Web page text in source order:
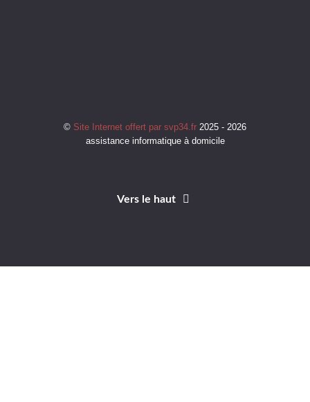
© Site Internet offert par svp34.fr 2025 - 2026
assistance informatique à domicile
Vers le haut